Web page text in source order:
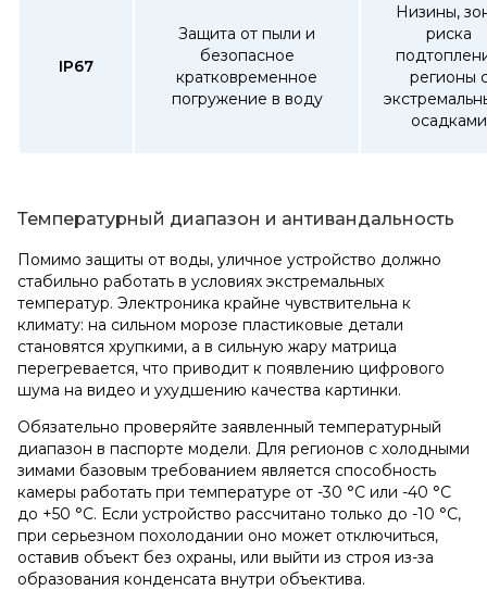
IP67
Защита от пыли и
безопасное
кратковременное
погружение в воду
Низины,
риска
регионы
осадками
Температурный диапазон и антивандальность
Помимо защиты от воды, уличное устройство должно
стабильно работать в условиях экстремальных
температур. Электроника крайне чувствительна к
климату: на сильном морозе пластиковые детали
становятся хрупкими, а в сильную жару матрица
перегревается, что приводит к появлению цифрового
шума на видео и ухудшению качества картинки.
Обязательно проверяйте заявленный температурный
диапазон в паспорте модели. Для регионов с холодными
зимами базовым требованием является способность
камеры работать при температуре от -30 °C или -40 °C
до +50 °C. Если устройство рассчитано только до -10 °C,
при серьезном похолодании оно может отключиться,
оставив объект без охраны, или выйти из строя из-за
образования конденсата внутри объектива.